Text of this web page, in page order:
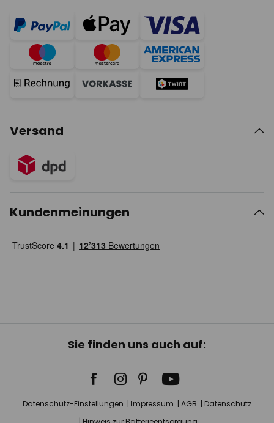
Versand
Kundenmeinungen
Sie finden uns auch auf:
Datenschutz-Einstellungen Impressum AGB
Datenschutz